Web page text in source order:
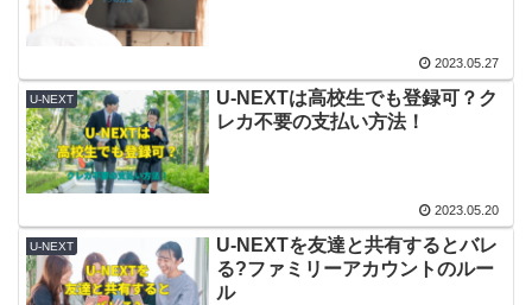
2023.05.27
U-NEXT
U-NEXTは高校生でも登録可？ク
レカ不要の支払い方法！
2023.05.20
U-NEXT
U-NEXTを友達と共有するとバレ
る?ファミリーアカウントのルー
ル